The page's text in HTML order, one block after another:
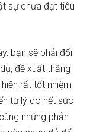
sự chưa đạt tiêu
bạn sẽ phải đối
đề xuất thăng
rất tốt nhiệm
từ lý do hết sức
những phản